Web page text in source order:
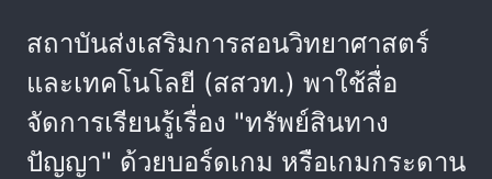
สถาบันส่งเสริมการสอนวิทยาศาสตร์
และเทคโนโลยี (สสวท.) พาใช้สื่อ
จัดการเรียนรู้เรื่อง "ทรัพย์สินทาง
ปัญญา" ด้วยบอร์ดเกม หรือเกมกระดาน